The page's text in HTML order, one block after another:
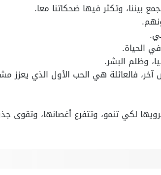
بيننا، وتكثر فيها ضحكاتنا معا.
الحياة.
وظلم البشر.
فالعائلة هي الحب الأول الذي يعزز
لكي تنمو، وتتفرع أغصانها، وتقوى